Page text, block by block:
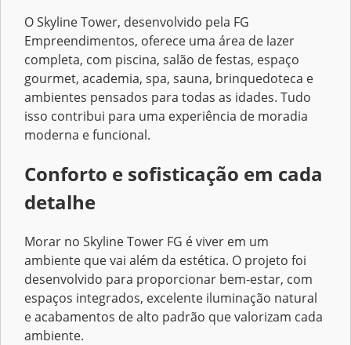
O Skyline Tower, desenvolvido pela FG
Empreendimentos, oferece uma área de lazer
completa, com piscina, salão de festas, espaço
gourmet, academia, spa, sauna, brinquedoteca e
ambientes pensados para todas as idades. Tudo
isso contribui para uma experiência de moradia
moderna e funcional.
Conforto e sofisticação em cada
detalhe
Morar no Skyline Tower FG é viver em um
ambiente que vai além da estética. O projeto foi
desenvolvido para proporcionar bem-estar, com
espaços integrados, excelente iluminação natural
e acabamentos de alto padrão que valorizam cada
ambiente.